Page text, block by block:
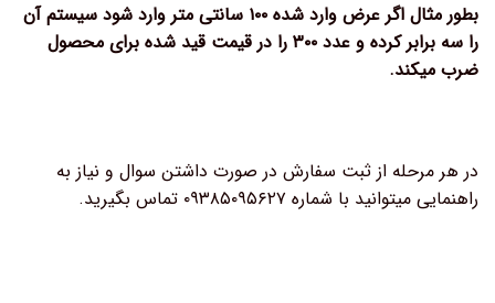
بطور مثال اگر عرض وارد شده ۱۰۰ سانتی متر وارد شود سیستم آن
را سه برابر کرده و عدد ۳۰۰ را در قیمت قید شده برای محصول
ضرب میکند.
در هر مرحله از ثبت سفارش در صورت داشتن سوال و نیاز به
راهنمایی میتوانید با شماره ۰۹۳۸۵۰۹۵۶۲۷ تماس بگیرید.